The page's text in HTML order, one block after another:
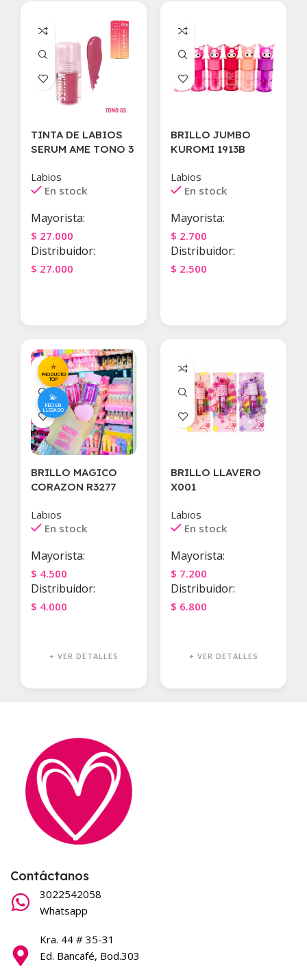
TINTA DE LABIOS
SERUM AME TONO 3
Labios
En stock
Mayorista:
$ 27.000
Distribuidor:
$ 27.000
BRILLO JUMBO
KUROMI 1913B
Labios
En stock
Mayorista:
$ 2.700
Distribuidor:
$ 2.500
⭐
PRODUCTO
TOP
💫
RECIEN
LLEGADO
BRILLO MAGICO
CORAZON R3277
Labios
En stock
Mayorista:
$ 4.500
Distribuidor:
$ 4.000
+ VER DETALLES
BRILLO LLAVERO
X001
Labios
En stock
Mayorista:
$ 7.200
Distribuidor:
$ 6.800
+ VER DETALLES
Contáctanos
3022542058
Whatsapp
Kra. 44 # 35-31
Ed. Bancafé, Bod.303